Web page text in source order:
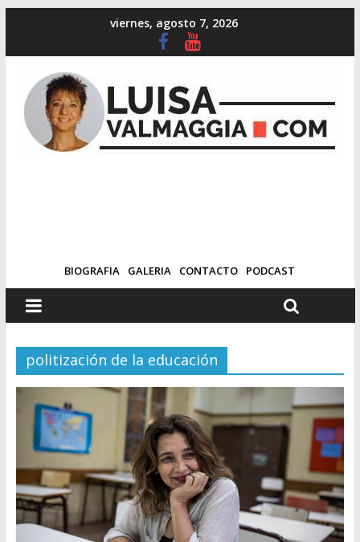
viernes, agosto 7, 2026
BIOGRAFIA GALERIA CONTACTO PODCAST
politización de la educación